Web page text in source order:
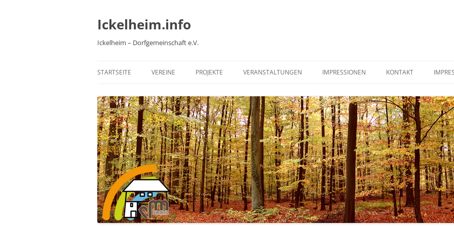
springen
Ickelheim.info
Ickelheim – Dorfgemeinschaft e.V.
STARTSEITE VEREINE PROJEKTE VERANSTALTUNGEN IMPRESSIONEN KONTAKT